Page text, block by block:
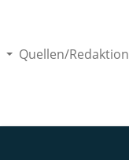
Quellen/Redaktion